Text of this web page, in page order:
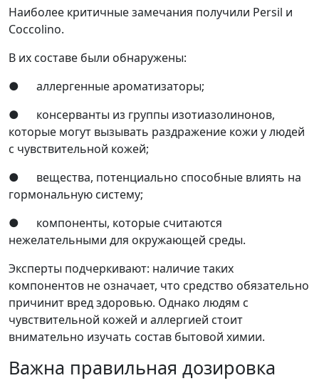
Наиболее критичные замечания получили Persil и
Coccolino.
В их составе были обнаружены:
● аллергенные ароматизаторы;
● консерванты из группы изотиазолинонов,
которые могут вызывать раздражение кожи у людей
с чувствительной кожей;
● вещества, потенциально способные влиять на
гормональную систему;
● компоненты, которые считаются
нежелательными для окружающей среды.
Эксперты подчеркивают: наличие таких
компонентов не означает, что средство обязательно
причинит вред здоровью. Однако людям с
чувствительной кожей и аллергией стоит
внимательно изучать состав бытовой химии.
Важна правильная дозировка